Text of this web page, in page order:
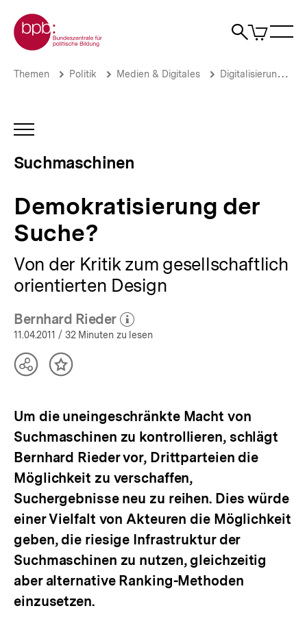
zum
Seiteninhalt
springen
Zur Startseite der bpb
Suche
Artikel
im
Demokratisierung
Die
Politik
Suchens
Brotkrümelnavigation
Pfadnavigation
Themen Politik Medien & Digitales Digitalisierung
INHALTSNAVIGATION
Suchmaschinen
Demokratisierung der
Suche?
Von der Kritik zum gesellschaftlich
orientierten Design
Bernhard Rieder
(Mehr zum Autor)
öffnen
11.04.2011 / 32 Minuten zu lesen
TeilenInhalt
Um die uneingeschränkte Macht von
Suchmaschinen zu kontrollieren, schlägt
Bernhard Rieder vor, Drittparteien die
Möglichkeit zu verschaffen,
Suchergebnisse neu zu reihen. Dies würde
einer Vielfalt von Akteuren die Möglichkeit
geben, die riesige Infrastruktur der
Suchmaschinen zu nutzen, gleichzeitig
aber alternative Ranking-Methoden
einzusetzen.